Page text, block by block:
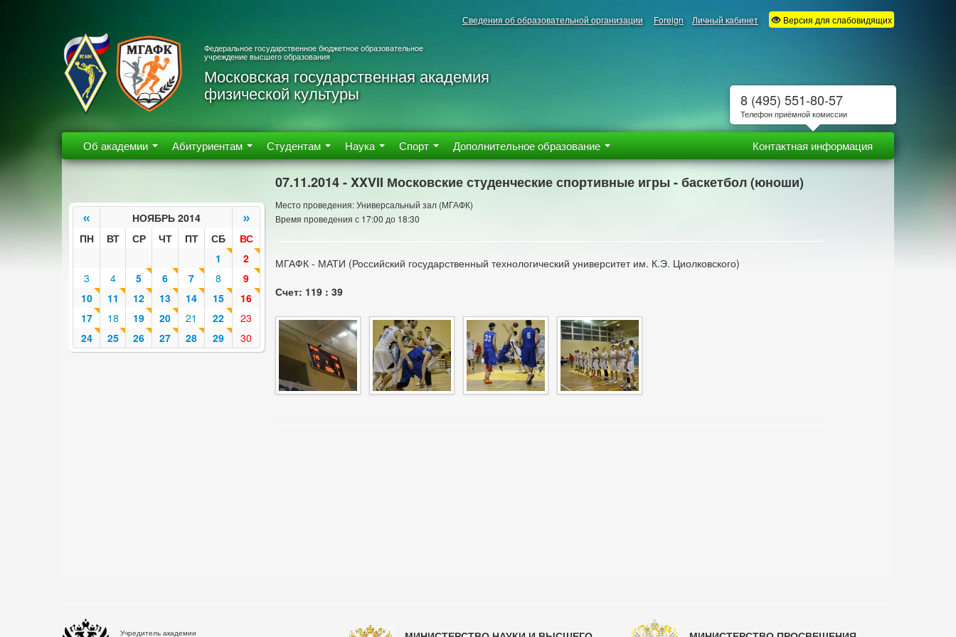
Сведения об образовательной организации Foreign Личный кабинет Версия для слабовидящих
Федеральное государственное бюджетное образовательное
учреждение высшего образования
Московская государственная академия
физической культуры
Об академии Абитуриентам Студентам Наука Спорт Дополнительное образование Контактная информация
« НОЯБРЬ 2014 »
ПН ВТ СР ЧТ ПТ СБ
ВС
1
2
3
4 5 6 7 8
9
10
11 12 13 14 15
16
17
18 19 20 21 22
23
24
25 26 27 28 29 30
07.11.2014 - XXVII Московские студенческие спортивные игры - баскетбол (юноши)
Место проведения: Универсальный зал (МГАФК)
Время проведения с 17:00 до 18:30
МГАФК - МАТИ (Российский государственный технологический университет им. К.Э. Циолковского)
Счет: 119 : 39
Учредитель академии
8 (495) 551-80-57
Телефон приёмной комиссии